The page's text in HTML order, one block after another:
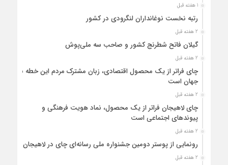
1 هفته قبل
رتبه نخست نوغانداران لنگرودی در کشور
2 هفته قبل
گیلان فاتح شطرنج کشور و صاحب سه ملی‌پوش
2 هفته قبل
چای فراتر از یک محصول اقتصادی، زبان مشترک مردم این خطه با
جهان است
2 هفته قبل
چای لاهیجان فراتر از یک محصول، نماد هویت فرهنگی و
پیوندهای اجتماعی است
2 هفته قبل
رونمایی از پوستر دومین جشنواره ملی رسانه‌ای چای در لاهیجان
2 هفته قبل